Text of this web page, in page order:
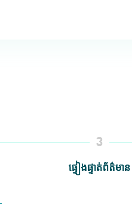
3
ផ្ទៀងផ្ទាត់ព័ត៌មាន